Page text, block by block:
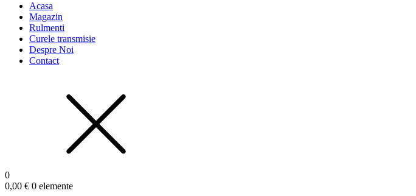
Acasa
Magazin
Rulmenti
Curele transmisie
Despre Noi
Contact
0
0,00 € 0 elemente